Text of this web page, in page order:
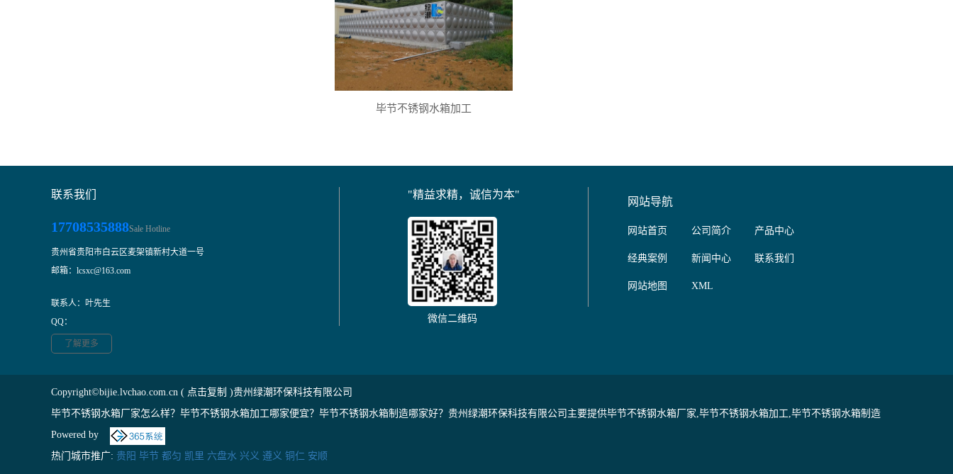
毕节不锈钢水箱加工
联系我们
17708535888Sale Hotline
贵州省贵阳市白云区麦架镇新村大道一号
邮箱：lcsxc@163.com
联系人：叶先生
QQ：
了解更多
"精益求精，诚信为本"
微信二维码
网站导航
网站首页 公司简介 产品中心
经典案例 新闻中心 联系我们
网站地图 XML
Copyright©bijie.lvchao.com.cn ( 点击复制 )贵州绿潮环保科技有限公司
毕节不锈钢水箱厂家怎么样？毕节不锈钢水箱加工哪家便宜？毕节不锈钢水箱制造哪家好？贵州绿潮环保科技有限公司主要提供毕节不锈钢水箱厂家,毕节不锈钢水箱加工,毕节不锈钢水箱制造
Powered by
热门城市推广: 贵阳 毕节 都匀 凯里 六盘水 兴义 遵义 铜仁 安顺